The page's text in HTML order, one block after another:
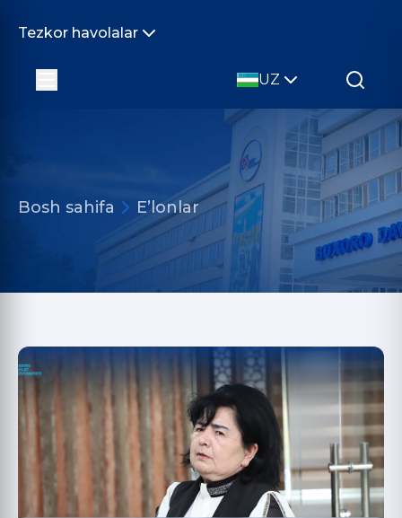
Tezkor havolalar
UZ
Bosh sahifa E’lonlar